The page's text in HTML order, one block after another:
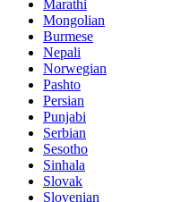
Marathi
Mongolian
Burmese
Nepali
Norwegian
Pashto
Persian
Punjabi
Serbian
Sesotho
Sinhala
Slovak
Slovenian